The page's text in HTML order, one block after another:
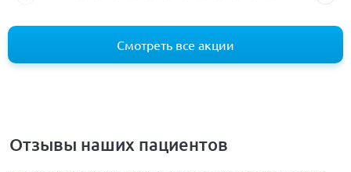
Смотреть все акции
Отзывы наших пациентов